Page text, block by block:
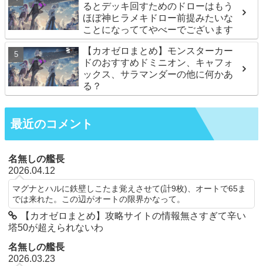
るとデッキ回すためのドローはもう
ほぼ神ヒラメキドロー前提みたいな
ことになっててやべーでございます
【カオゼロまとめ】モンスターカー
ドのおすすめドミニオン、キャフォ
ックス、サラマンダーの他に何かあ
る？
最近のコメント
名無しの艦長
2026.04.12
マグナとハルに鉄壁しこたま覚えさせて(計9枚)、オートで65ま
では来れた。この辺がオートの限界かなって。
【カオゼロまとめ】攻略サイトの情報無さすぎて辛い
塔50が超えられないわ
名無しの艦長
2026.03.23